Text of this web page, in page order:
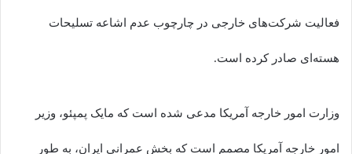
فعالیت شرکت‌های خارجی در چارچوب عدم اشاعه تسلیحات
هسته‌ای صادر کرده است.
وزارت امور خارجه آمریکا مدعی شده است که مایک پمپئو، وزیر
امور خارجه آمریکا مصمم است که بخش عمرانی ایران، به طور